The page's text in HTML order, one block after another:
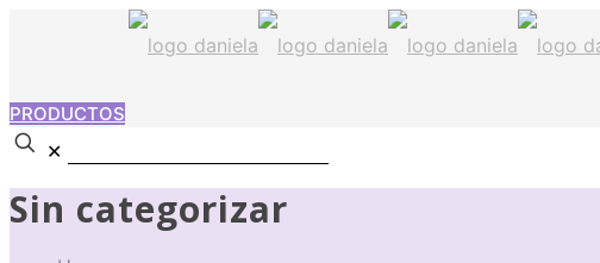
PRODUCTOS
✕
Sin categorizar